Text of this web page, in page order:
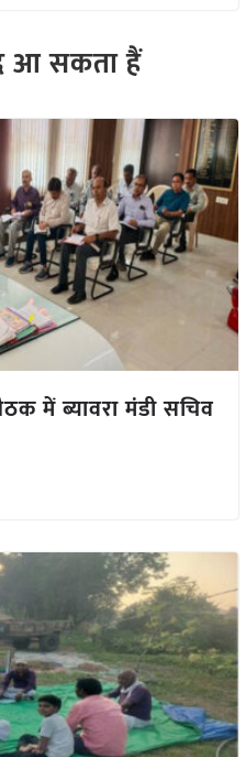
आ सकता हैं
में ब्यावरा मंडी सचिव